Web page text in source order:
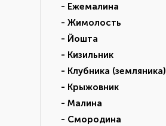
- Ежемалина
- Жимолость
- Йошта
- Кизильник
- Клубника (земляника)
- Крыжовник
- Малина
- Смородина